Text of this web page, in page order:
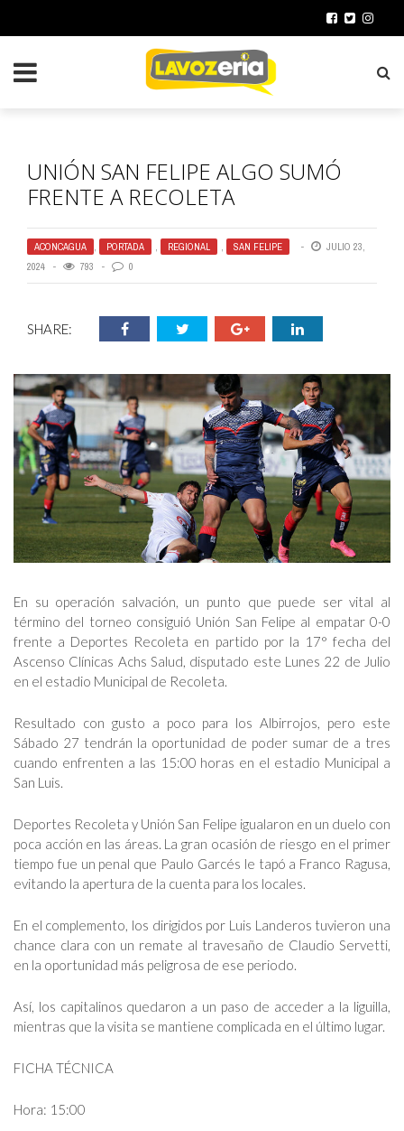
UNIÓN SAN FELIPE ALGO SUMÓ
FRENTE A RECOLETA
ACONCAGUA , PORTADA , REGIONAL , SAN FELIPE
JULIO 23,
2024
793 0
SHARE:
En su operación salvación, un punto que puede ser vital al
término del torneo consiguió Unión San Felipe al empatar 0-0
frente a Deportes Recoleta en partido por la 17° fecha del
Ascenso Clínicas Achs Salud, disputado este Lunes 22 de Julio
en el estadio Municipal de Recoleta.
Resultado con gusto a poco para los Albirrojos, pero este
Sábado 27 tendrán la oportunidad de poder sumar de a tres
cuando enfrenten a las 15:00 horas en el estadio Municipal a
San Luis.
Deportes Recoleta y Unión San Felipe igualaron en un duelo con
poca acción en las áreas. La gran ocasión de riesgo en el primer
tiempo fue un penal que Paulo Garcés le tapó a Franco Ragusa,
evitando la apertura de la cuenta para los locales.
En el complemento, los dirigidos por Luis Landeros tuvieron una
chance clara con un remate al travesaño de Claudio Servetti,
en la oportunidad más peligrosa de ese periodo.
Así, los capitalinos quedaron a un paso de acceder a la liguilla,
mientras que la visita se mantiene complicada en el último lugar.
FICHA TÉCNICA
Hora: 15:00